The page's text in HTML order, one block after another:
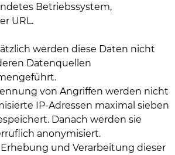
Betriebssystem,
URL.
werden diese Daten nicht
Datenquellen
von Angriffen werden nicht
IP-Adressen maximal sieben
Danach werden sie
anonymisiert.
und Verarbeitung dieser